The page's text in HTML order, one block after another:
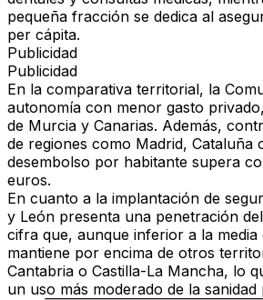
pequeña fracción se dedica al
per cápita.
Publicidad
Publicidad
En la comparativa territorial, la
autonomía con menor gasto privado
de Murcia y Canarias. Además,
de regiones como Madrid, Cataluña
desembolso por habitante supera
euros.
En cuanto a la implantación de
y León presenta una penetración
cifra que, aunque inferior a la media
mantiene por encima de otros
Cantabria o Castilla-La Mancha, lo
un uso más moderado de la sanidad